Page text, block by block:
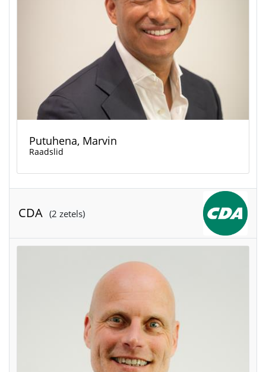
Putuhena, Marvin
Raadslid
CDA (2 zetels)